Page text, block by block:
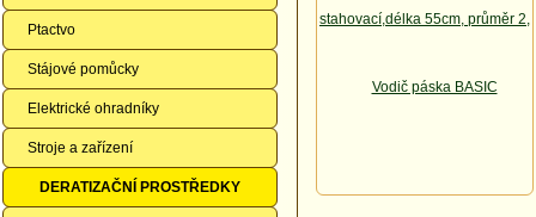
Ptactvo
Stájové pomůcky
Elektrické ohradníky
Stroje a zařízení
DERATIZAČNÍ PROSTŘEDKY